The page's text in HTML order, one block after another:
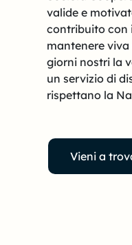
valide e
contribuito con
mantenere
giorni nostri la
un servizio di
rispettano la
Vieni a